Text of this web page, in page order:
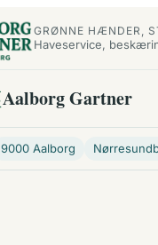
GRØNNE HÆNDER,
Haveservice,
Aalborg Gartner
9000 Aalborg